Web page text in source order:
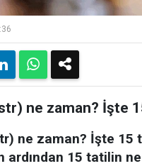
ne zaman? İşte
ne zaman? İşte
ardından 15 tatilin